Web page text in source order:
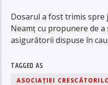
Dosarul a fost trimis spre
Neamț cu propunere de
asigurătorii dispuse în
TAGGED AS
ASOCIAȚIEI